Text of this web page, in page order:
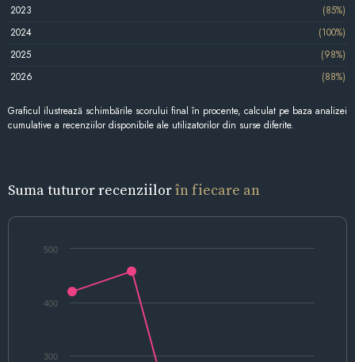
2023
(85%)
2024
(100%)
2025
(98%)
2026
(88%)
Graficul ilustrează schimbările scorului final în procente, calculat pe baza analizei
cumulative a recenziilor disponibile ale utilizatorilor din surse diferite.
Suma tuturor recenziilorîn fiecare an
300
400
500